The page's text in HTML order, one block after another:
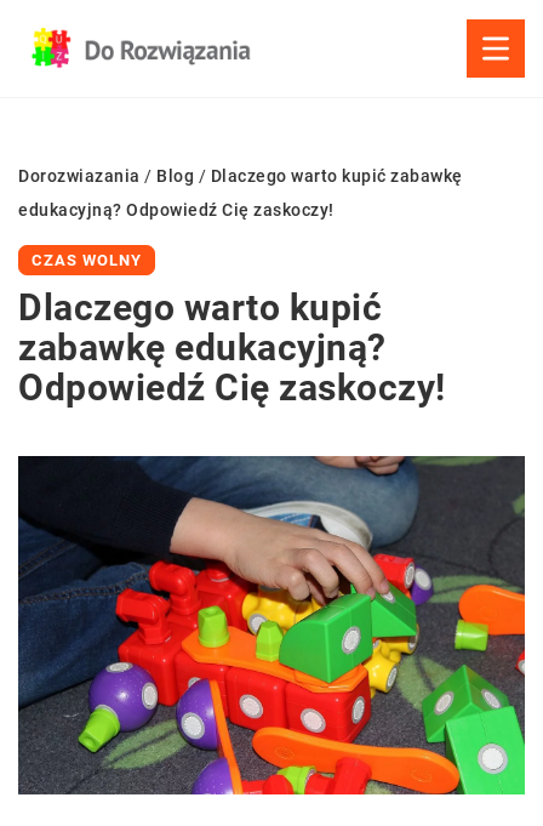
Dorozwiazania / Blog / Dlaczego warto kupić zabawkę
edukacyjną? Odpowiedź Cię zaskoczy!
CZAS WOLNY
Dlaczego warto kupić
zabawkę edukacyjną?
Odpowiedź Cię zaskoczy!